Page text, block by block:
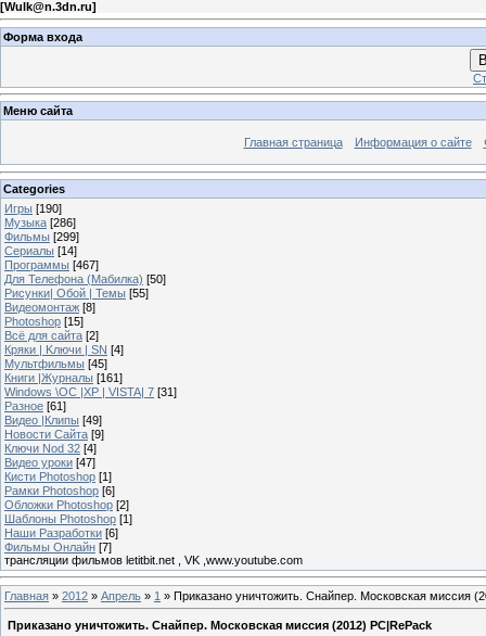
[Wulk@n.3dn.ru]
Форма входа
Меню сайта
Главная страница Информация о сайте
Categories
Игры [190]
Музыка [286]
Фильмы [299]
Сериалы [14]
Программы [467]
Для Телефона (Мабилка) [50]
Рисунки| Обой | Темы [55]
Видеомонтаж [8]
Photoshop [15]
Всё для сайта [2]
Кряки | Kлючи | SN [4]
Мультфильмы [45]
Книги |Журналы [161]
Windows \OC |XP | VISTA| 7 [31]
Разное [61]
Видео |Клипы [49]
Новости Сайта [9]
Ключи Nod 32 [4]
Видео уроки [47]
Кисти Photoshop [1]
Рамки Photoshop [6]
Обложки Photoshop [2]
Шаблоны Photoshop [1]
Наши Разработки [6]
Фильмы Онлайн [7]
трансляции фильмов letitbit.net , VK ,www.youtube.com
Главная » 2012 » Апрель » 1 » Приказано уничтожить. Снайпер. Московская миссия
Приказано уничтожить. Снайпер. Московская миссия (2012) PC|RePack